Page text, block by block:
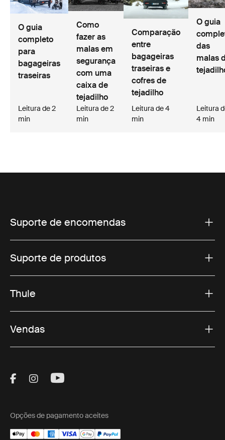
O guia
completo
para
bagageiras
traseiras
Leitura de 2
min
Como
fazer as
malas em
segurança
com uma
caixa de
tejadilho
Leitura de 2
min
Comparação
entre
bagageiras
traseiras e
cofres de
tejadilho
Leitura de 4
min
O guia
das
malas
Leitura
4 min
Suporte de encomendas
Suporte de produtos
Thule
Vendas
Visit Thule on Facebook (external link)
Visit Thule on Instagram (external link)
Visit Thule on Youtube (external
Opções de pagamento aceites